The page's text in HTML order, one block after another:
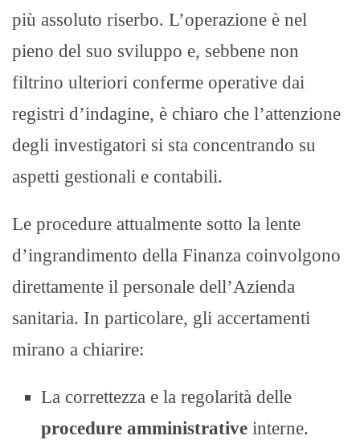
più assoluto riserbo. L’operazione è nel
pieno del suo sviluppo e, sebbene non
filtrino ulteriori conferme operative dai
registri d’indagine, è chiaro che l’attenzione
degli investigatori si sta concentrando su
aspetti gestionali e contabili.
Le procedure attualmente sotto la lente
d’ingrandimento della Finanza coinvolgono
direttamente il personale dell’Azienda
sanitaria. In particolare, gli accertamenti
mirano a chiarire:
La correttezza e la regolarità delle
procedure amministrative interne.